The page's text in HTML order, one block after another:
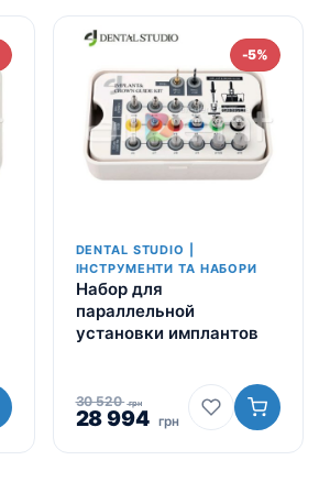
-5%
DENTAL STUDIO |
ІНСТРУМЕНТИ ТА НАБОРИ
Набор для
параллельной
установки имплантов
30 520 грн
Оригінальна
28 994 грнПоточна